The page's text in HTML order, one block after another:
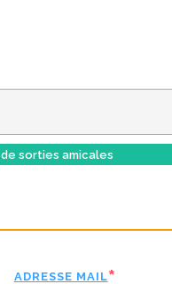
de sorties amicales
ADRESSE MAIL